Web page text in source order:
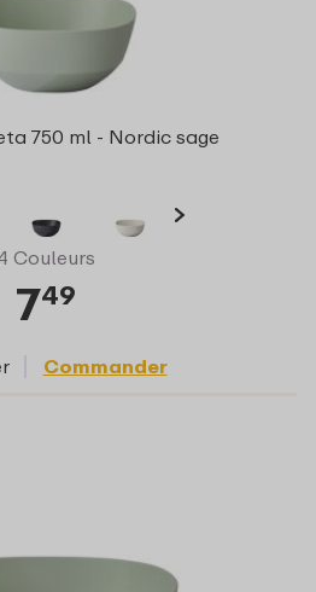
750 ml - Nordic sage
Couleurs
749
Commander